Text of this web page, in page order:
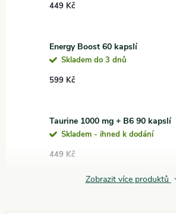
449 Kč
Energy Boost 60 kapslí
Skladem do 3 dnů
599 Kč
Taurine 1000 mg + B6 90 kapslí
Skladem - ihned k dodání
449 Kč
Zobrazit více produktů